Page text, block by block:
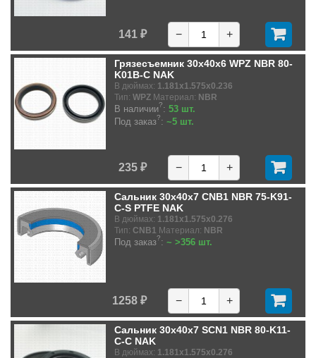
141 ₽ − +
Грязесъемник 30x40x6 WPZ NBR 80-
K01B-C NAK
В дюймах: 1.181x1.575x0.236
Тип: WPZ Материал: NBR
В наличии?: 53 шт.
Под заказ?: ~5 шт.
235 ₽ − +
Сальник 30x40x7 CNB1 NBR 75-K91-
C-S PTFE NAK
В дюймах: 1.181x1.575x0.276
Тип: CNB1 Материал: NBR
Под заказ?: ~ >356 шт.
1258 ₽ − +
Сальник 30x40x7 SCN1 NBR 80-K11-
C-C NAK
В дюймах: 1.181x1.575x0.276